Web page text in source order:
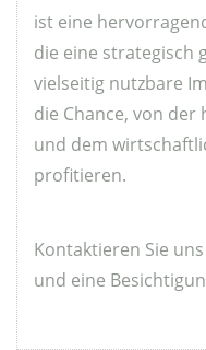
ist eine
die eine strategisch
vielseitig nutzbare
die Chance, von
und dem
profitieren.
Kontaktieren Sie
und eine